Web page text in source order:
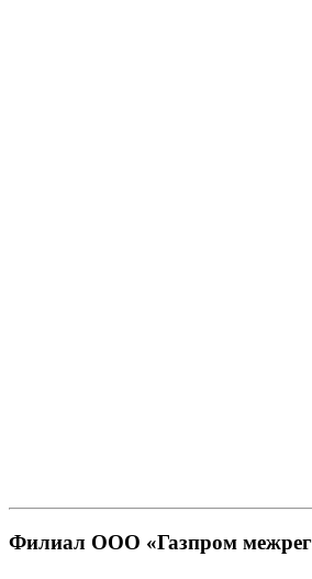
Филиал ООО «Газпром